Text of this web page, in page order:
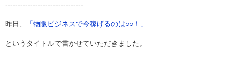
-------------------------------
昨日、 「物販ビジネスで今稼げるのは○○！」
というタイトルで書かせていただきました。